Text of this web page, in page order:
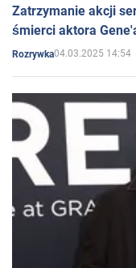
Zatrzymanie akcji
śmierci aktora
Rozrywka04.03.2025 14:54